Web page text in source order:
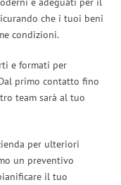
che i tuoi beni
condizioni.
e formati per
primo contatto fino
team sarà al tuo
per ulteriori
un preventivo
il tuo